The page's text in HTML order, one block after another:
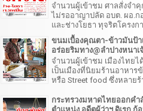
จำนวนผู้เข้าชม ศาลสั่งจำคุ
ไม่รออาญาปลัด อบต. ผอ.ก
และช่างโยธา ทุจริตโครงกา
ขนมเบื้องคุณตา-ข้าวมันป้า
อร่อยริมทาง@ลำปางหนาเ
จำนวนผู้เข้าชม เมืองไทยไ
เป็นเมืองที่นิยมร้านอาหาร
หรือ Street food ซึ่งหลายร้
กระทรวงมหาดไทยออกคำ